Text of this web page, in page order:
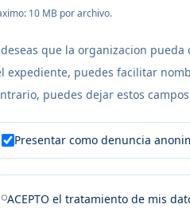
10 MB por archivo.
que la organizacion
expediente, puedes facilitar
puedes dejar estos
Presentar como denuncia
ACEPTO el tratamiento de mis